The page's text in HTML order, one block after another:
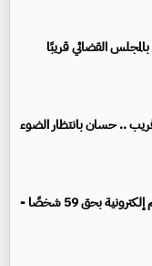
القضائي قريبًا
قريب .. حسان بانتظار الضوء
نائب يسجل قضايا جرائم إلكترونية بحق 59 شخصًا -